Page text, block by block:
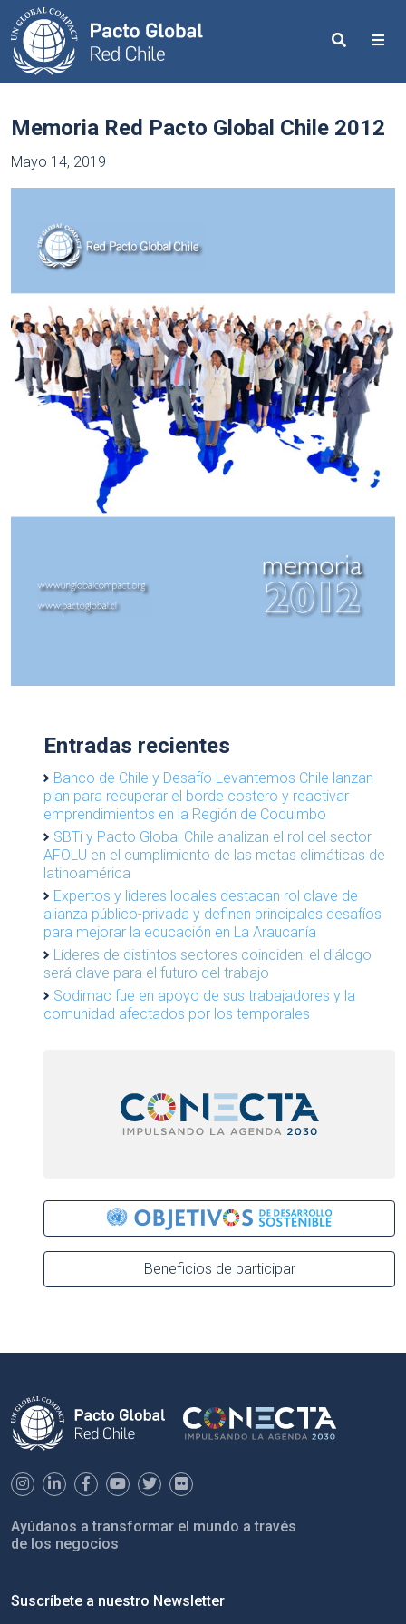
Search
Memoria Red Pacto Global Chile 2012
Mayo 14, 2019
Entradas recientes
Banco de Chile y Desafío Levantemos Chile lanzan
plan para recuperar el borde costero y reactivar
emprendimientos en la Región de Coquimbo
SBTi y Pacto Global Chile analizan el rol del sector
AFOLU en el cumplimiento de las metas climáticas de
latinoamérica
Expertos y líderes locales destacan rol clave de
alianza público-privada y definen principales desafíos
para mejorar la educación en La Araucanía
Líderes de distintos sectores coinciden: el diálogo
será clave para el futuro del trabajo
Sodimac fue en apoyo de sus trabajadores y la
comunidad afectados por los temporales
Beneficios de participar
Ayúdanos a transformar el mundo a través
de los negocios
Suscríbete a nuestro Newsletter